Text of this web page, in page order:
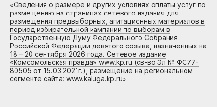
«Сведения о размере и других условиях оплаты услуг по
размещению на страницах сетевого издания для
размещения предвыборных, агитационных материалов в
период избирательной кампании по выборам в
Государственную Думу Федерального Собрания
Российской Федерации девятого созыва, назначенных на
18 – 20 сентября 2026 года. Сетевое издание
«Комсомольская правда» www.kp.ru (св-во Эл № ФС77-
80505 от 15.03.2021г.), размещение на региональном
сегменте сайта: www.kaluga.kp.ru»